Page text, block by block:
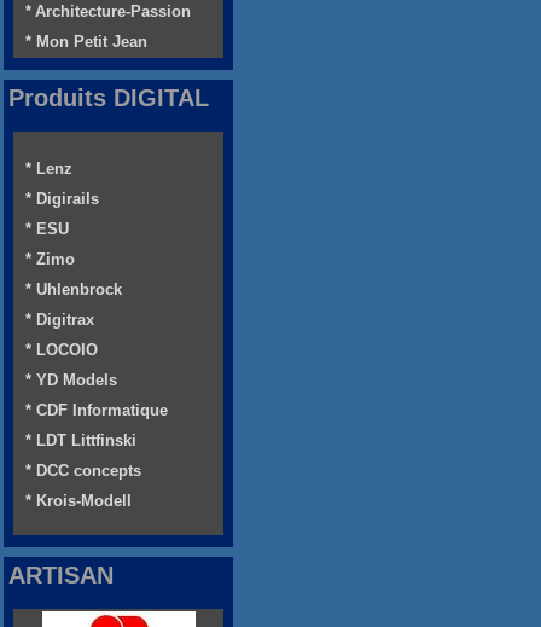
* Architecture-Passion
* Mon Petit Jean
Produits DIGITAL
* Lenz
* Digirails
* ESU
* Zimo
* Uhlenbrock
* Digitrax
* LOCOIO
* YD Models
* CDF Informatique
* LDT Littfinski
* DCC concepts
* Krois-Modell
ARTISAN